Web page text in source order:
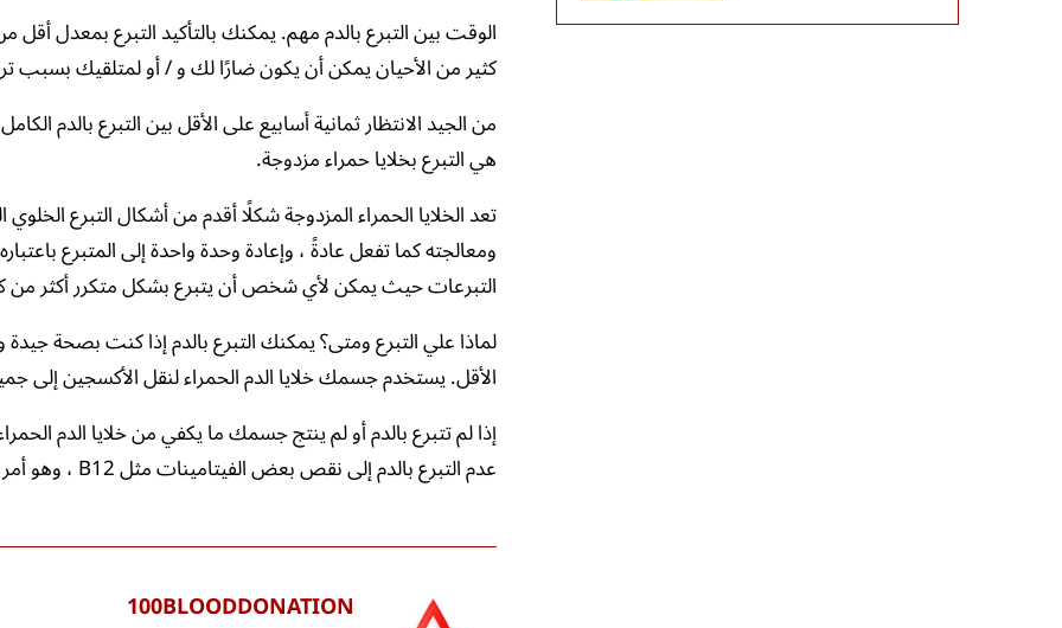
كثير من الأحيان يمكن أن يكون ضارًا لك و / أو لمتلقيك بسبب
من الجيد الانتظار ثمانية أسابيع على الأقل بين التبرع بالدم
هي التبرع بخلايا حمراء مزدوجة.
تعد الخلايا الحمراء المزدوجة شكلًا أقدم من أشكال التبرع
ومعالجته كما تفعل عادةً ، وإعادة وحدة واحدة إلى المتبرع
التبرعات حيث يمكن لأي شخص أن يتبرع بشكل متكرر أكثر من كل 56
الأقل. يستخدم جسمك خلايا الدم الحمراء لنقل الأكسجين إلى
إذا لم تتبرع بالدم أو لم ينتج جسمك ما يكفي من خلايا الدم
عدم التبرع بالدم إلى نقص بعض الفيتامينات مثل B12 ، وهو أمر ضروري لوظيفة الدماغ الطبيعية.
100BLOODDONATION